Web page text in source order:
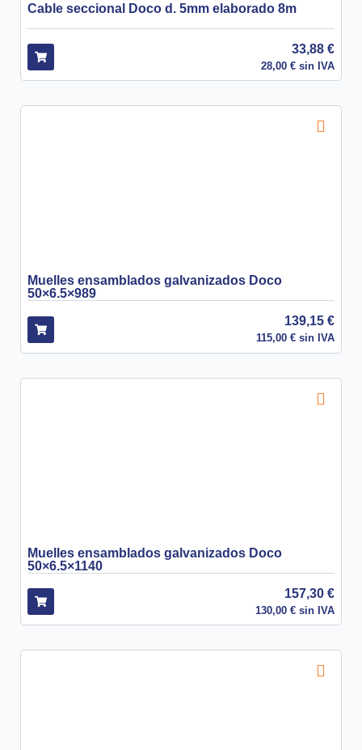
Cable seccional Doco d. 5mm elaborado 8m
33,88 €
28,00 € sin IVA
Muelles ensamblados galvanizados Doco
50×6.5×989
139,15 €
115,00 € sin IVA
Muelles ensamblados galvanizados Doco
50×6.5×1140
157,30 €
130,00 € sin IVA